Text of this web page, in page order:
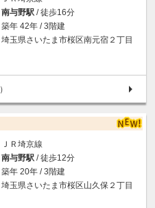
南与野駅 / 徒歩16分
築年 42年 / 3階建
埼玉県さいたま市桜区南元宿２丁目
）
ＪＲ埼京線
南与野駅 / 徒歩12分
築年 20年 / 3階建
埼玉県さいたま市桜区山久保２丁目